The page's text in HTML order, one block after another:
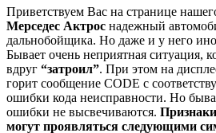
Приветствуем Вас на странице
Мерседес Актрос надежный
дальнобойщика. Но даже и у него
Бывает очень неприятная ситуация,
вдруг “затроил”. При этом на
горит сообщение CODE с
ошибки кода неисправности. Но
ошибки не высвечиваются.
могут проявляться следующими